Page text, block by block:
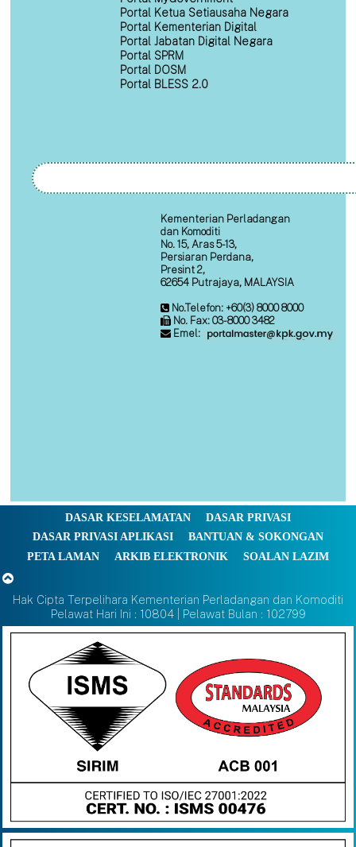
Portal Ketua Setiausaha Negara
Portal Kementerian Digital
Portal Jabatan Digital Negara
Portal SPRM
Portal DOSM
Portal BLESS 2.0
Kementerian Perladangan
dan Komoditi
No. 15, Aras 5-13,
Persiaran Perdana,
Presint 2,
62654 Putrajaya, MALAYSIA
No.Telefon: +60(3) 8000 8000
No. Fax: 03-8000 3482
Emel:
DASAR KESELAMATAN
DASAR PRIVASI
DASAR PRIVASI APLIKASI
BANTUAN & SOKONGAN
PETA LAMAN
ARKIB ELEKTRONIK SOALAN LAZIM
Hak Cipta Terpelihara Kementerian Perladangan dan Komoditi
Pelawat Hari Ini : 10804 | Pelawat Bulan : 102799